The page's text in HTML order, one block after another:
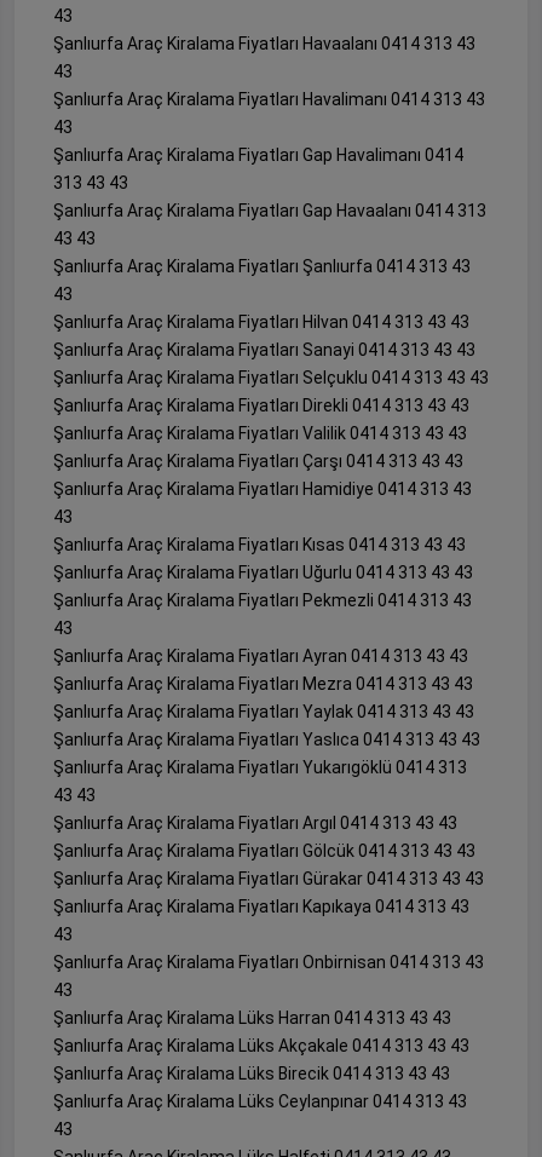
43
Şanlıurfa Araç Kiralama Fiyatları Havaalanı 0414 313 43
43
Şanlıurfa Araç Kiralama Fiyatları Havalimanı 0414 313 43
43
Şanlıurfa Araç Kiralama Fiyatları Gap Havalimanı 0414
313 43 43
Şanlıurfa Araç Kiralama Fiyatları Gap Havaalanı 0414 313
43 43
Şanlıurfa Araç Kiralama Fiyatları Şanlıurfa 0414 313 43
43
Şanlıurfa Araç Kiralama Fiyatları Hilvan 0414 313 43 43
Şanlıurfa Araç Kiralama Fiyatları Sanayi 0414 313 43 43
Şanlıurfa Araç Kiralama Fiyatları Selçuklu 0414 313 43 43
Şanlıurfa Araç Kiralama Fiyatları Direkli 0414 313 43 43
Şanlıurfa Araç Kiralama Fiyatları Valilik 0414 313 43 43
Şanlıurfa Araç Kiralama Fiyatları Çarşı 0414 313 43 43
Şanlıurfa Araç Kiralama Fiyatları Hamidiye 0414 313 43
43
Şanlıurfa Araç Kiralama Fiyatları Kısas 0414 313 43 43
Şanlıurfa Araç Kiralama Fiyatları Uğurlu 0414 313 43 43
Şanlıurfa Araç Kiralama Fiyatları Pekmezli 0414 313 43
43
Şanlıurfa Araç Kiralama Fiyatları Ayran 0414 313 43 43
Şanlıurfa Araç Kiralama Fiyatları Mezra 0414 313 43 43
Şanlıurfa Araç Kiralama Fiyatları Yaylak 0414 313 43 43
Şanlıurfa Araç Kiralama Fiyatları Yaslıca 0414 313 43 43
Şanlıurfa Araç Kiralama Fiyatları Yukarıgöklü 0414 313
43 43
Şanlıurfa Araç Kiralama Fiyatları Argıl 0414 313 43 43
Şanlıurfa Araç Kiralama Fiyatları Gölcük 0414 313 43 43
Şanlıurfa Araç Kiralama Fiyatları Gürakar 0414 313 43 43
Şanlıurfa Araç Kiralama Fiyatları Kapıkaya 0414 313 43
43
Şanlıurfa Araç Kiralama Fiyatları Onbirnisan 0414 313 43
43
Şanlıurfa Araç Kiralama Lüks Harran 0414 313 43 43
Şanlıurfa Araç Kiralama Lüks Akçakale 0414 313 43 43
Şanlıurfa Araç Kiralama Lüks Birecik 0414 313 43 43
Şanlıurfa Araç Kiralama Lüks Ceylanpınar 0414 313 43
43